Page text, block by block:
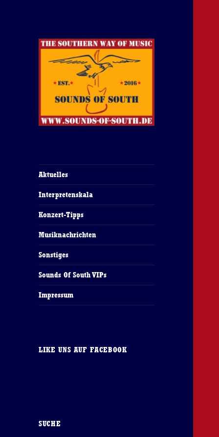
Aktuelles
Interpretenskala
Konzert-Tipps
Musiknachrichten
Sonstiges
Sounds Of South VIPs
Impressum
LIKE UNS AUF FACEBOOK
SUCHE